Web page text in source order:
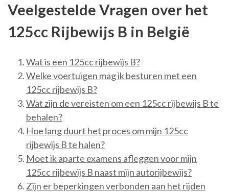
Veelgestelde Vragen over het
125cc Rijbewijs B in België
Wat is een 125cc rijbewijs B?
Welke voertuigen mag ik besturen met een
125cc rijbewijs B?
Wat zijn de vereisten om een 125cc rijbewijs B te
behalen?
Hoe lang duurt het proces om mijn 125cc
rijbewijs B te halen?
Moet ik aparte examens afleggen voor mijn
125cc rijbewijs B naast mijn autorijbewijs?
Zijn er beperkingen verbonden aan het rijden